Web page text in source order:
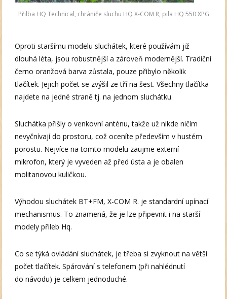
Přilba HQ Technical, chrániče sluchu HQ X-COM R, pila HQ 550 XPG
Oproti staršímu modelu sluchátek, které používám již
dlouhá léta, jsou robustnější a zároveň modernější. Tradiční
černo oranžová barva zůstala, pouze přibylo několik
tlačítek. Jejich počet se zvýšil ze tří na šest. Všechny tlačítka
najdete na jedné straně tj. na jednom sluchátku.
Sluchátka přišly o venkovní anténu, takže už nikde ničím
nevyčnívají do prostoru, což oceníte především v hustém
porostu. Nejvíce na tomto modelu zaujme externí
mikrofon, který je vyveden až před ústa a je obalen
molitanovou kuličkou.
Výhodou sluchátek BT+FM, X-COM R. je standardní upínací
mechanismus. To znamená, že je lze připevnit i na starší
modely přileb Hq.
Co se týká ovládání sluchátek, je třeba si zvyknout na větší
počet tlačítek. Spárování s telefonem (při nahlédnutí
do návodu) je celkem jednoduché.